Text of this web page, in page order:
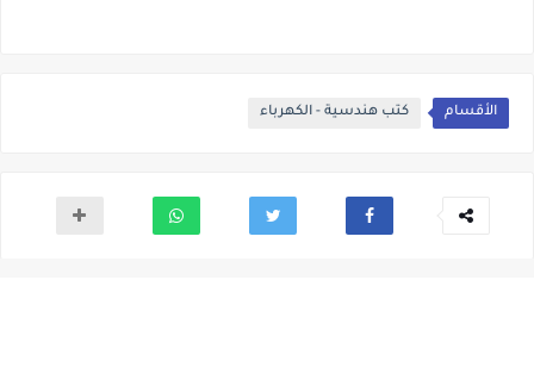
الأقسام كتب هندسية - الكهرباء